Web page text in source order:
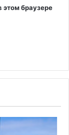
этом браузере